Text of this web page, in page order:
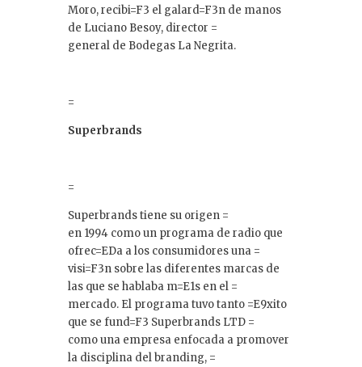
Moro, recibi=F3 el galard=F3n de manos
de Luciano Besoy, director =
general de Bodegas La Negrita.
=
Superbrands
=
Superbrands tiene su origen =
en 1994 como un programa de radio que
ofrec=EDa a los consumidores una =
visi=F3n sobre las diferentes marcas de
las que se hablaba m=E1s en el =
mercado. El programa tuvo tanto =E9xito
que se fund=F3 Superbrands LTD =
como una empresa enfocada a promover
la disciplina del branding, =